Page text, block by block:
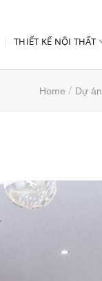
THIẾT KẾ NỘI THẤT
Home / Dự án